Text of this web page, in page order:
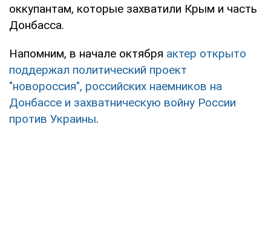
оккупантам, которые захватили Крым и часть
Донбасса.
Напомним, в начале октября актер открыто
поддержал политический проект
"новороссия", российских наемников на
Донбассе и захватническую войну России
против Украины.